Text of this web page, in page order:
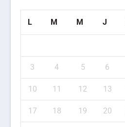
L M M J
3 4 5 6
10 11 12 13
17 18 19 20